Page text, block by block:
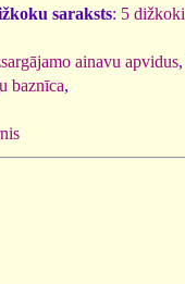
saraksts: 5 dižkoki
ainavu apvidus,
baznīca,